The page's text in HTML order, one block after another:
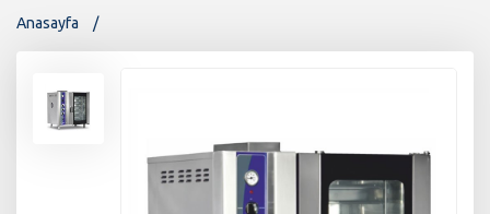
Anasayfa